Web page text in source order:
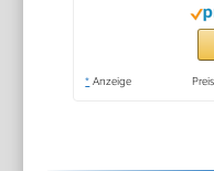
* Anzeige